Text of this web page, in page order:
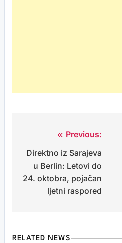
navigation
Previous:
Direktno iz Sarajeva
u Berlin: Letovi do
24. oktobra, pojačan
ljetni raspored
RELATED NEWS